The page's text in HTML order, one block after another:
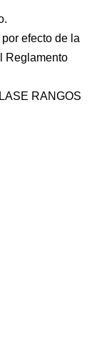
efecto de la
Reglamento
RANGOS